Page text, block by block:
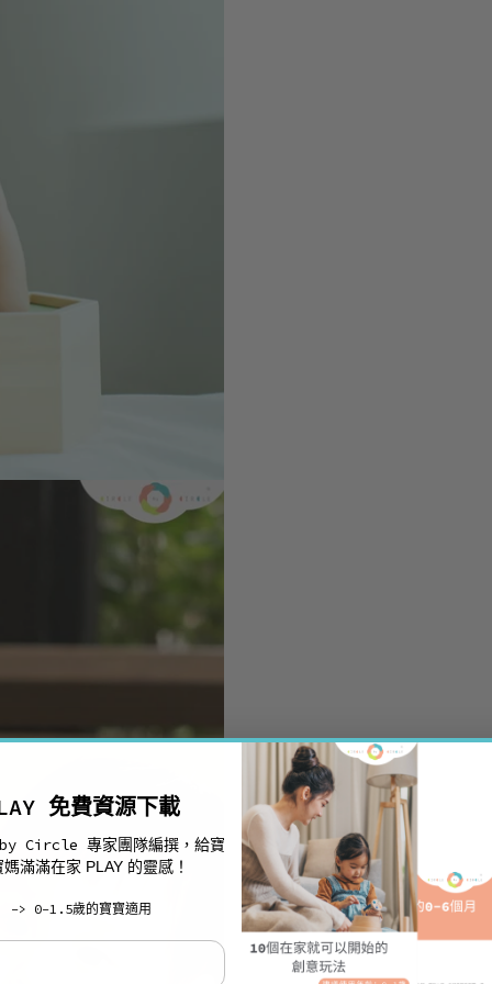
免費資源下載
Circle 專家團隊編撰，給寶
媽滿滿在家 PLAY 的靈感！
-> 0-1.5歲的寶寶適用